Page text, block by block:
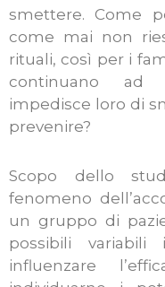
smettere. Come
come mai non
rituali, così per i
continuano ad
impedisce loro di
prevenire?
Scopo dello
fenomeno
un gruppo di
possibili variabili
influenzare